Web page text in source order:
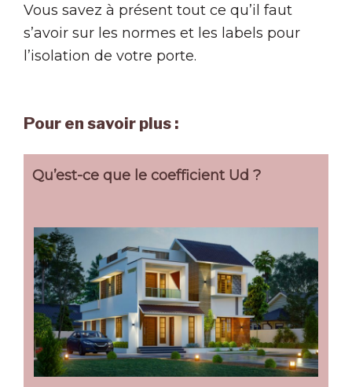
Vous savez à présent tout ce qu’il faut
s’avoir sur les normes et les labels pour
l’isolation de votre porte.
Pour en savoir plus :
Qu’est-ce que le coefficient Ud ?